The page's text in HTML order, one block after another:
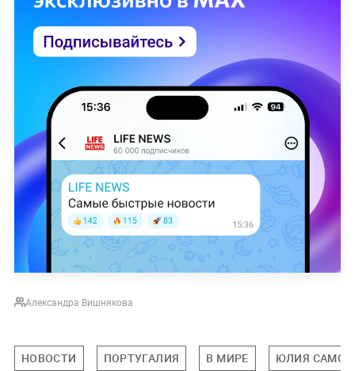
Александра Вишнякова
НОВОСТИ ПОРТУГАЛИЯ В МИРЕ ЮЛИЯ